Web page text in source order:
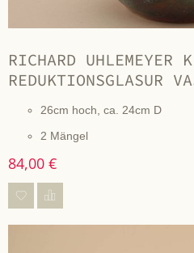
RICHARD UHLEMEYER
REDUKTIONSGLASUR
26cm hoch, ca. 24cm D
2 Mängel
84,00 €